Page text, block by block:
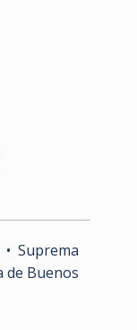
• Suprema
de Buenos